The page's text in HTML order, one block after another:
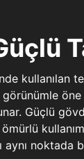
kullanılan
öne
Güçlü
aynı noktada